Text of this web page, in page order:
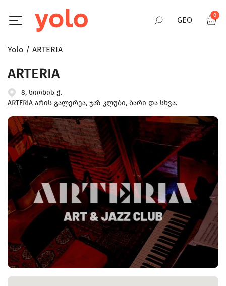
GEO
0
Yolo ARTERIA
ARTERIA
8, სიონის ქ.
ARTERIA არის გალერეა, ჯაზ კლუბი, ბარი და სხვა.